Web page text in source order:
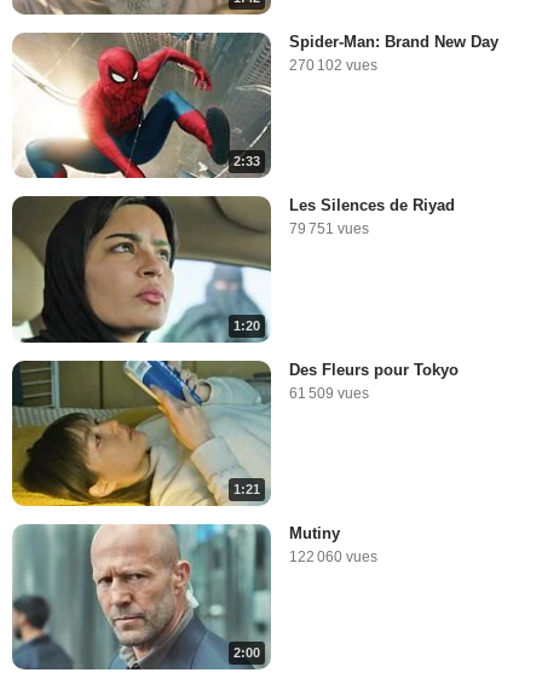
2:33
Spider-Man: Brand New Day
270 102 vues
1:20
Les Silences de Riyad
79 751 vues
1:21
Des Fleurs pour Tokyo
61 509 vues
2:00
Mutiny
122 060 vues